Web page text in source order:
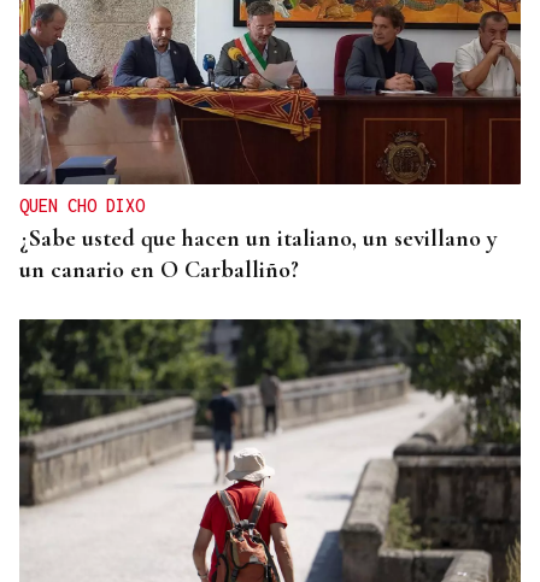
FRECUENCIAS DE 15 MINUTOS
Autobuses gratuitos en O Barco para ver el eclipse
QUEN CHO DIXO
¿Sabe usted que hacen un italiano, un sevillano y
un canario en O Carballiño?